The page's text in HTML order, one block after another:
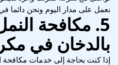
نعمل على مدار اليوم ونحن دائما
5. مكافحة
بالدخان في
إذا كنت بحاجة إلى خدمات مكافحة